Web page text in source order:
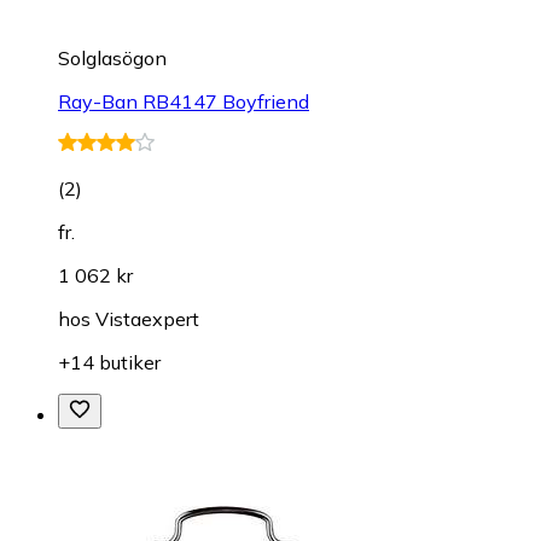
Solglasögon
Ray-Ban RB4147 Boyfriend
(2)
fr.
1 062 kr
hos Vistaexpert
+14 butiker